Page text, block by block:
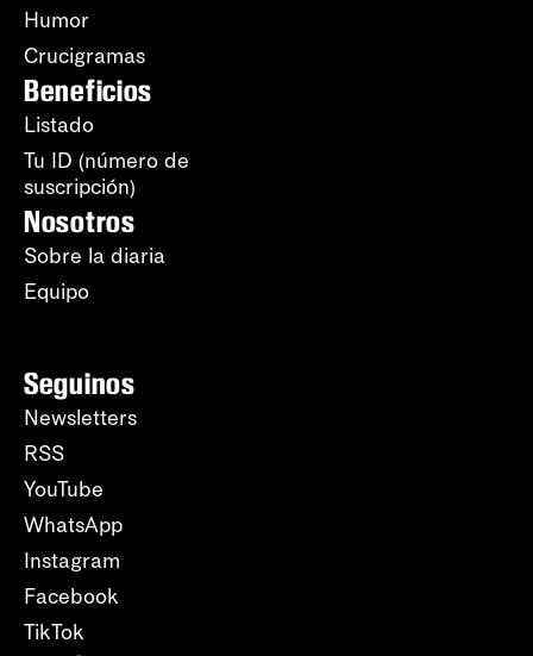
Humor
Crucigramas
Beneficios
Listado
Tu ID (número de
suscripción)
Nosotros
Sobre la diaria
Equipo
Seguinos
Newsletters
RSS
YouTube
WhatsApp
Instagram
Facebook
TikTok